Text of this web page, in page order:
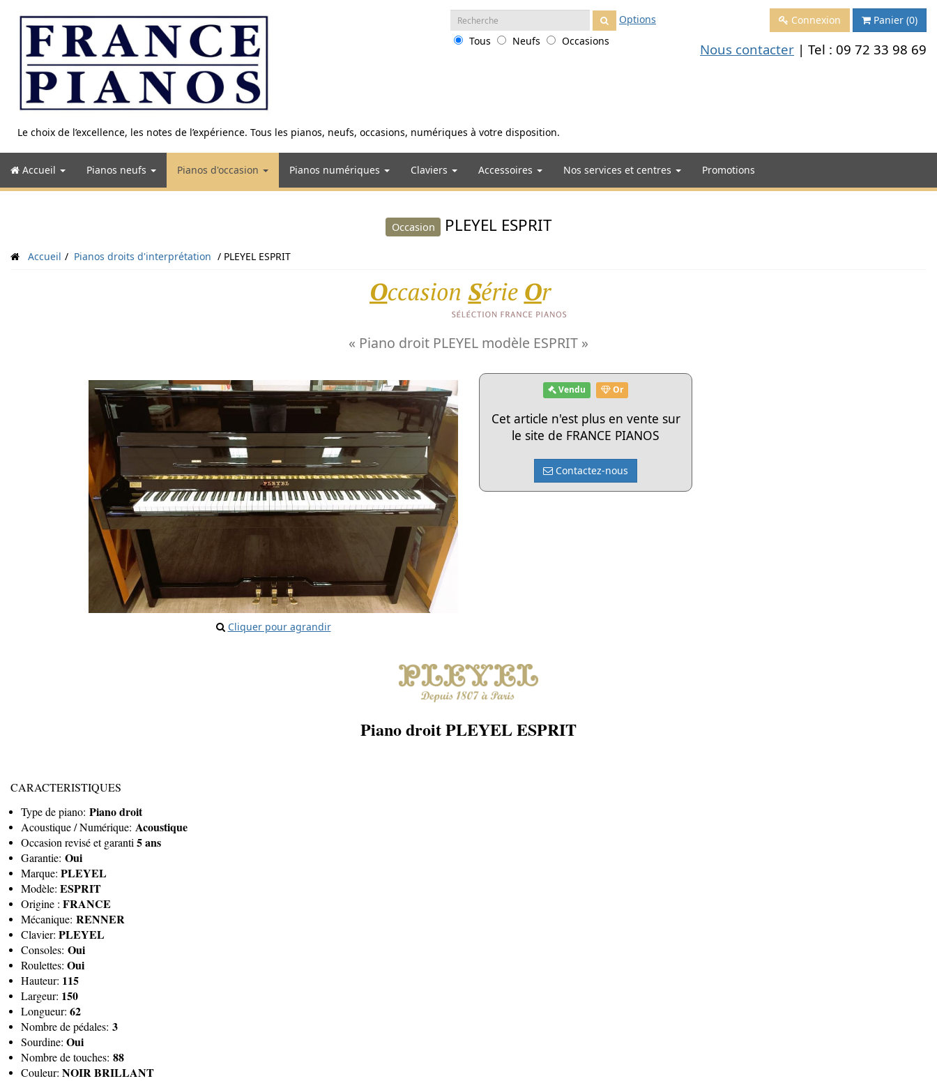
contenu
Le choix de l’excellence, les notes de l’expérience. Tous les pianos, neufs, occasions, numériques à votre disposition.
Recherche
:
Options
Tous
Neufs Occasions
Connexion Panier (0)
Nous contacter | Tel : 09 72 33 98 69
Accueil Pianos neufs Pianos d'occasion Pianos numériques Claviers Accessoires Nos services et centres Promotions
Occasion PLEYEL ESPRIT
Accueil Pianos droits d'interprétation PLEYEL ESPRIT
« Piano droit PLEYEL modèle ESPRIT »
Cliquer pour agrandir
Vendu Or
Cet article n'est plus en vente sur
le site de FRANCE PIANOS
Contactez-nous
Piano droit PLEYEL ESPRIT
CARACTERISTIQUES
Type de piano: Piano droit
Acoustique / Numérique: Acoustique
Occasion revisé et garanti 5 ans
Garantie: Oui
Marque: PLEYEL
Modèle: ESPRIT
Origine : FRANCE
Mécanique: RENNER
Clavier: PLEYEL
Consoles: Oui
Roulettes: Oui
Hauteur: 115
Largeur: 150
Longueur: 62
Nombre de pédales: 3
Sourdine: Oui
Nombre de touches: 88
Couleur: NOIR BRILLANT